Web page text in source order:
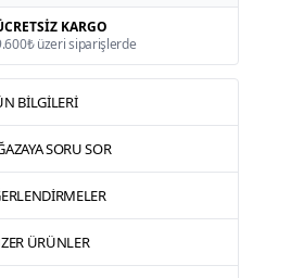
KARGO
üzeri siparişlerde
BILGILERI
SORU SOR
ÜRÜNLER